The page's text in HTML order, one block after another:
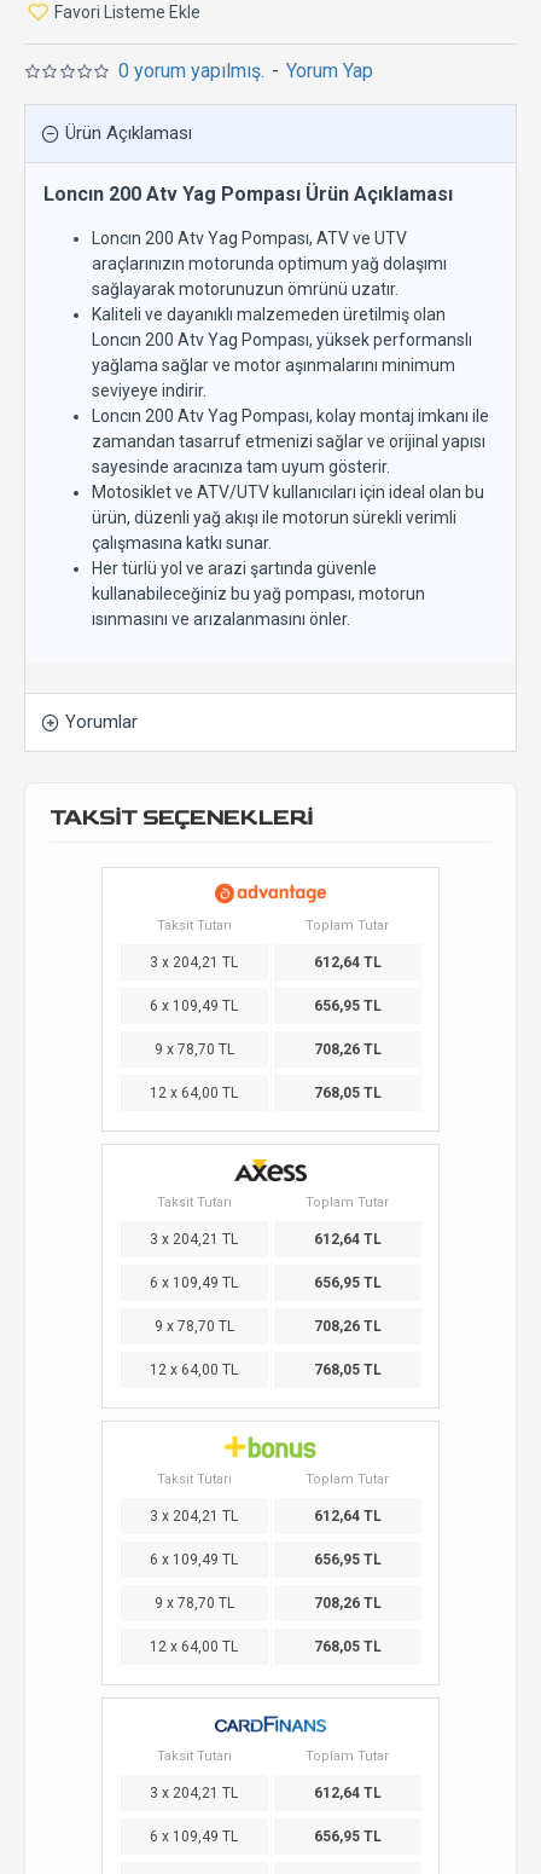
0 yorum yapılmış. - Yorum Yap
Favori Listeme Ekle
Ürün Açıklaması
Loncın 200 Atv Yag Pompası Ürün Açıklaması
Loncın 200 Atv Yag Pompası, ATV ve UTV
araçlarınızın motorunda optimum yağ dolaşımı
sağlayarak motorunuzun ömrünü uzatır.
Kaliteli ve dayanıklı malzemeden üretilmiş olan
Loncın 200 Atv Yag Pompası, yüksek performanslı
yağlama sağlar ve motor aşınmalarını minimum
seviyeye indirir.
Loncın 200 Atv Yag Pompası, kolay montaj imkanı ile
zamandan tasarruf etmenizi sağlar ve orijinal yapısı
sayesinde aracınıza tam uyum gösterir.
Motosiklet ve ATV/UTV kullanıcıları için ideal olan bu
ürün, düzenli yağ akışı ile motorun sürekli verimli
çalışmasına katkı sunar.
Her türlü yol ve arazi şartında güvenle
kullanabileceğiniz bu yağ pompası, motorun
ısınmasını ve arızalanmasını önler.
Yorumlar
TAKSİT SEÇENEKLERİ
Taksit Tutarı Toplam Tutar
3 x 204,21 TL 612,64 TL
6 x 109,49 TL 656,95 TL
9 x 78,70 TL 708,26 TL
12 x 64,00 TL 768,05 TL
Taksit Tutarı Toplam Tutar
3 x 204,21 TL 612,64 TL
6 x 109,49 TL 656,95 TL
9 x 78,70 TL 708,26 TL
12 x 64,00 TL 768,05 TL
Taksit Tutarı Toplam Tutar
3 x 204,21 TL 612,64 TL
6 x 109,49 TL 656,95 TL
9 x 78,70 TL 708,26 TL
12 x 64,00 TL 768,05 TL
Taksit Tutarı Toplam Tutar
3 x 204,21 TL 612,64 TL
6 x 109,49 TL 656,95 TL